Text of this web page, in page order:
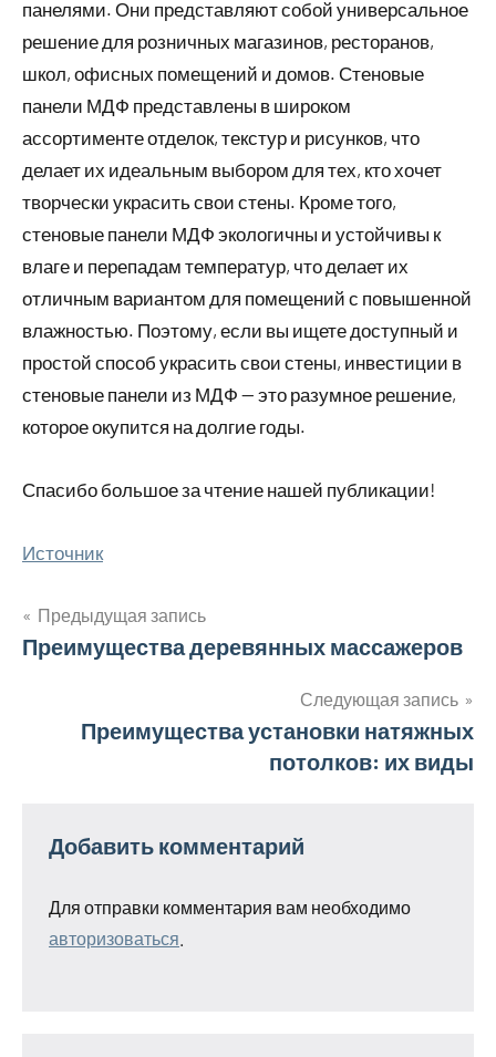
панелями. Они представляют собой универсальное
решение для розничных магазинов, ресторанов,
школ, офисных помещений и домов. Стеновые
панели МДФ представлены в широком
ассортименте отделок, текстур и рисунков, что
делает их идеальным выбором для тех, кто хочет
творчески украсить свои стены. Кроме того,
стеновые панели МДФ экологичны и устойчивы к
влаге и перепадам температур, что делает их
отличным вариантом для помещений с повышенной
влажностью. Поэтому, если вы ищете доступный и
простой способ украсить свои стены, инвестиции в
стеновые панели из МДФ — это разумное решение,
которое окупится на долгие годы.
Спасибо большое за чтение нашей публикации!
Источник
Навигация
записям
Предыдущая запись
Преимущества деревянных массажеров
Следующая запись
Преимущества установки натяжных
потолков: их виды
Добавить комментарий
Для отправки комментария вам необходимо
авторизоваться